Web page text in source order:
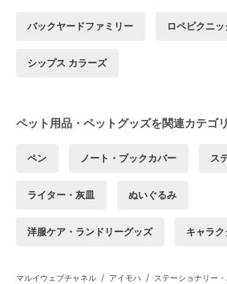
バックヤードファミリー ロペピクニッ
シップス カラーズ
ペット用品・ペットグッズを関連カテゴ
ペン ノート・ブックカバー ス
ライター・灰皿 ぬいぐるみ
洋服ケア・ランドリーグッズ キャラ
マルイウェブチャネル / アイモハ / ステーショナリー